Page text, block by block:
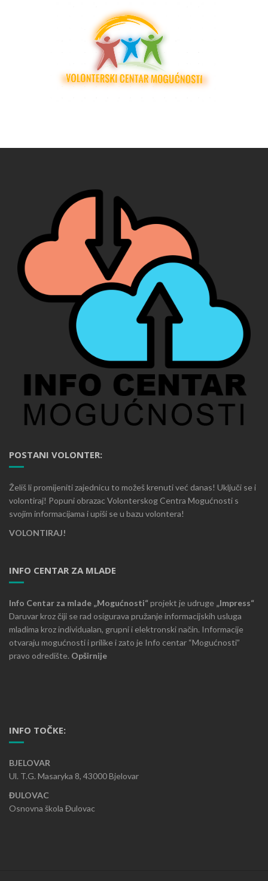
POSTANI VOLONTER:
Želiš li promijeniti zajednicu to možeš krenuti već danas! Uključi se i
volontiraj! Popuni obrazac Volonterskog Centra Mogućnosti s
svojim informacijama i upiši se u bazu volontera!
VOLONTIRAJ!
INFO CENTAR ZA MLADE
Info Centar za mlade „Mogućnosti“projekt je udruge „Impress“
Daruvar kroz čiji se rad osigurava pružanje informacijskih usluga
mladima kroz individualan, grupni i elektronski način. Informacije
otvaraju mogućnosti i prilike i zato je Info centar “Mogućnosti”
pravo odredište. Opširnije
INFO TOČKE:
BJELOVAR
Ul. T.G. Masaryka 8, 43000 Bjelovar
ĐULOVAC
Osnovna škola Đulovac